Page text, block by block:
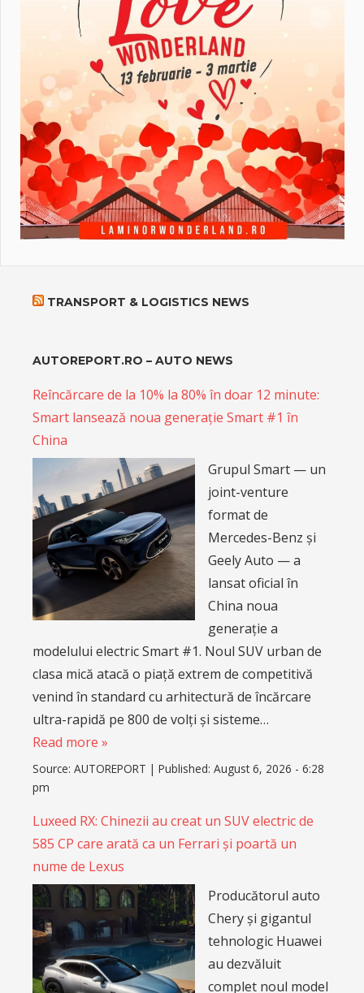
TRANSPORT & LOGISTICS NEWS
AUTOREPORT.RO – AUTO NEWS
Reîncărcare de la 10% la 80% în doar 12 minute:
Smart lansează noua generație Smart #1 în
China
Grupul Smart — un
joint-venture
format de
Mercedes-Benz și
Geely Auto — a
lansat oficial în
China noua
generație a
modelului electric Smart #1. Noul SUV urban de
clasa mică atacă o piață extrem de competitivă
venind în standard cu arhitectură de încărcare
ultra-rapidă pe 800 de volți și sisteme…
Read more »
Source: AUTOREPORT | Published: August 6, 2026 - 6:28
pm
Luxeed RX: Chinezii au creat un SUV electric de
585 CP care arată ca un Ferrari și poartă un
nume de Lexus
Producătorul auto
Chery și gigantul
tehnologic Huawei
au dezvăluit
complet noul model